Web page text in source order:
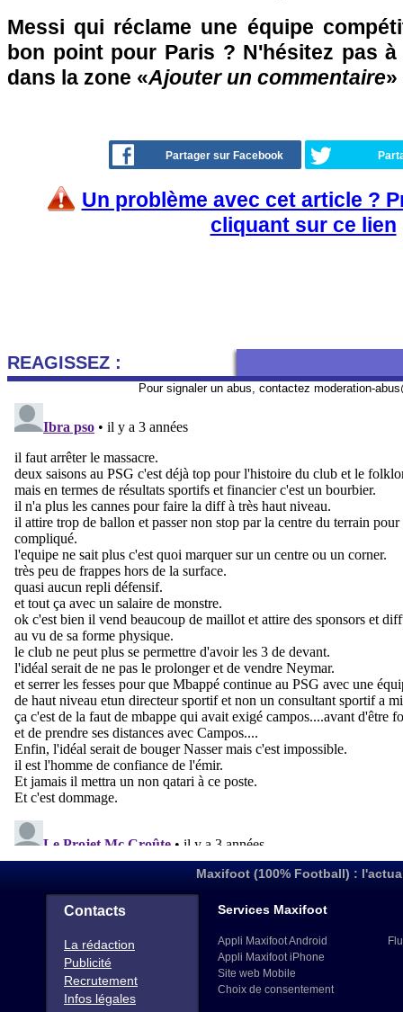
Messi qui réclame une équipe
bon point pour Paris ? N'hésitez pas
dans la zone «Ajouter un commentaire
Partager sur Facebook
Un problème avec cet article ?
cliquant sur ce lien
REAGISSEZ :
Pour signaler un abus, contactez moderation-
Maxifoot (100% Football) :
Contacts
La rédaction
Publicité
Recrutement
Infos légales
Services Maxifoot
Appli Maxifoot Android
Appli Maxifoot iPhone
Site web Mobile
Choix de consentement